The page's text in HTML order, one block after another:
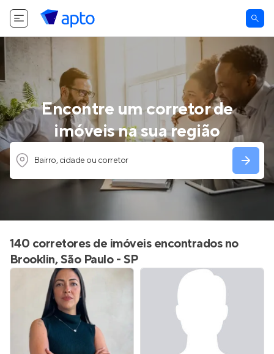
Encontre um corretor de
imóveis na sua região
Bairro, cidade ou corretor
140 corretores de imóveis encontrados no
Brooklin, São Paulo - SP